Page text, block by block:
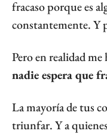
fracaso porque es
constantemente. Y
nadie espera que
La mayoría de tus
triunfar. Y a